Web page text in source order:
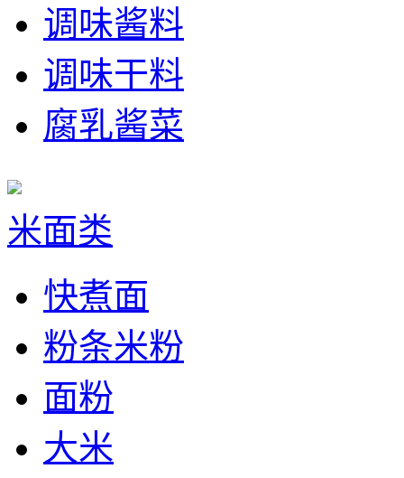
调味酱料
调味干料
腐乳酱菜
米面类
快煮面
粉条米粉
面粉
大米